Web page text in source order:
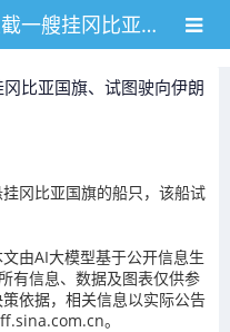
美国中央司令部：昨日拦截一艘挂冈比亚国旗、试图驶向伊朗港口突破封锁的船只
比亚国旗、试图驶向伊朗
冈比亚国旗的船只，该船试
由AI大模型基于公开信息生
有信息、数据及图表仅供参
依据，相关信息以实际公告
。